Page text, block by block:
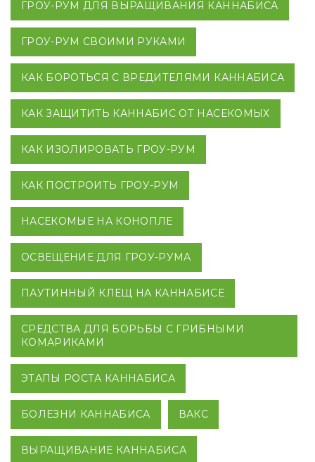
ГРОУ-РУМ ДЛЯ ВЫРАЩИВАНИЯ КАННАБИСА
ГРОУ-РУМ СВОИМИ РУКАМИ
КАК БОРОТЬСЯ С ВРЕДИТЕЛЯМИ КАННАБИСА
КАК ЗАЩИТИТЬ КАННАБИС ОТ НАСЕКОМЫХ
КАК ИЗОЛИРОВАТЬ ГРОУ-РУМ
КАК ПОСТРОИТЬ ГРОУ-РУМ
НАСЕКОМЫЕ НА КОНОПЛЕ
ОСВЕЩЕНИЕ ДЛЯ ГРОУ-РУМА
ПАУТИННЫЙ КЛЕЩ НА КАННАБИСЕ
СРЕДСТВА ДЛЯ БОРЬБЫ С ГРИБНЫМИ
КОМАРИКАМИ
ЭТАПЫ РОСТА КАННАБИСА
БОЛЕЗНИ КАННАБИСА ВАКС
ВЫРАЩИВАНИЕ КАННАБИСА